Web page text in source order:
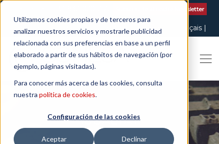
Utilizamos cookies propias y de terceros para
analizar nuestros servicios y mostrarle publicidad
relacionada con sus preferencias en base a un perfil
elaborado a partir de sus hábitos de navegación (por
ejemplo, páginas visitadas).
Para conocer más acerca de las cookies, consulta
nuestra política de cookies.
Configuración de las cookies
Aceptar Declinar
Subscriu-te al nostre Newsletter
Català
English Español Français
Italiano
IGUALTAT